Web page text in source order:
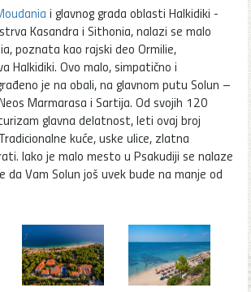
i glavnog grada oblasti Halkidiki -
Kasandra i Sithonia, nalazi se malo
poznata kao rajski deo Ormilie,
Halkidiki. Ovo malo, simpatično i
je na obali, na glavnom putu Solun –
Marmarasa i Sartija. Od svojih 120
glavna delatnost, leti ovaj broj
kuće, uske ulice, zlatna
Iako je malo mesto u Psakudiji se nalaze
Vam Solun još uvek bude na manje od